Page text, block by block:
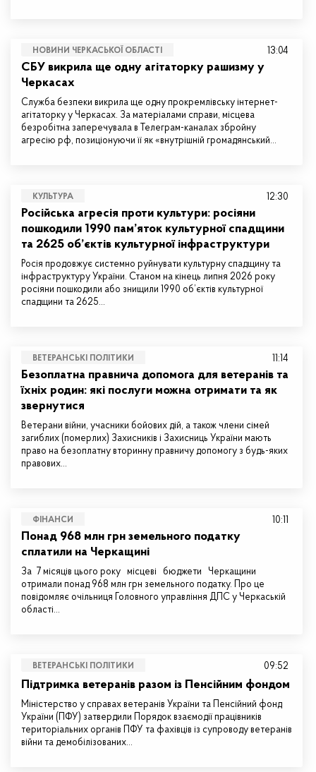
НОВИНИ ЧЕРКАСЬКОЇ ОБЛАСТІ
СБУ викрила ще одну агітаторку рашизму у
Черкасах
Служба безпеки викрила ще одну прокремлівську інтернет-
агітаторку у Черкасах. За матеріалами справи, місцева
безробітна заперечувала в Телеграм-каналах збройну
агресію рф, позиціонуючи її як «внутрішній громадянський…
13:04
КУЛЬТУРА
Російська агресія проти культури: росіяни
пошкодили 1990 пам’яток культурної спадщини
та 2625 об’єктів культурної інфраструктури
Росія продовжує системно руйнувати культурну спадщину та
інфраструктуру України. Станом на кінець липня 2026 року
росіяни пошкодили або знищили 1990 об’єктів культурної
спадщини та 2625…
12:30
ВЕТЕРАНСЬКІ ПОЛІТИКИ
Безоплатна правнича допомога для ветеранів та
їхніх родин: які послуги можна отримати та як
звернутися
Ветерани війни, учасники бойових дій, а також члени сімей
загиблих (померлих) Захисників і Захисниць України мають
право на безоплатну вторинну правничу допомогу з будь-яких
правових…
11:14
ФІНАНСИ
Понад 968 млн грн земельного податку
сплатили на Черкащині
За 7 місяців цього року місцеві бюджети Черкащини
отримали понад 968 млн грн земельного податку. Про це
повідомляє очільниця Головного управління ДПС у Черкаській
області…
10:11
ВЕТЕРАНСЬКІ ПОЛІТИКИ
Підтримка ветеранів разом із Пенсійним фондом
Міністерство у справах ветеранів України та Пенсійний фонд
України (ПФУ) затвердили Порядок взаємодії працівників
територіальних органів ПФУ та фахівців із супроводу ветеранів
війни та демобілізованих…
09:52